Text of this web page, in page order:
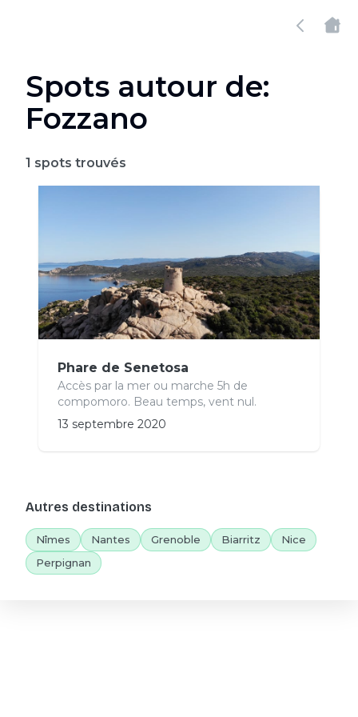
Spots autour de:
Fozzano
1 spots trouvés
Phare de Senetosa
Accès par la mer ou marche 5h de
compomoro. Beau temps, vent nul.
13 septembre 2020
Autres destinations
Nîmes Nantes Grenoble Biarritz
Nice
Perpignan